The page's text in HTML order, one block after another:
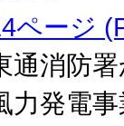
ページ
通消防
力発電